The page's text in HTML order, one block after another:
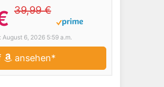
39,99 €
6, 2026 5:59 a.m.
ansehen*